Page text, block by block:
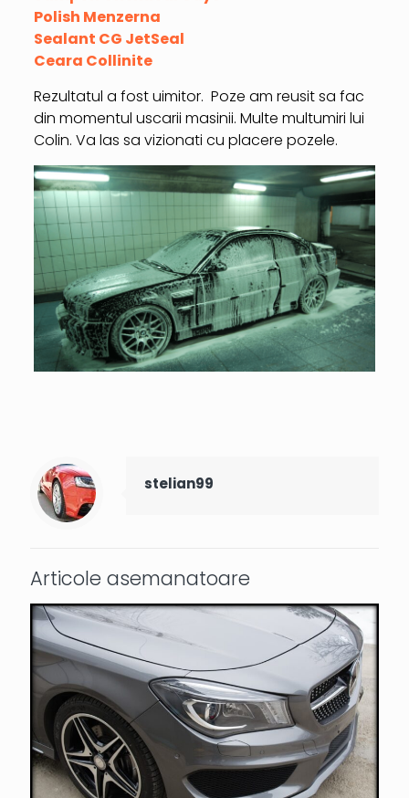
Polish Menzerna
Sealant CG JetSeal
Ceara Collinite
Rezultatul a fost uimitor. Poze am reusit sa fac
din momentul uscarii masinii. Multe multumiri lui
Colin. Va las sa vizionati cu placere pozele.
stelian99
Articole asemanatoare